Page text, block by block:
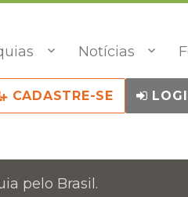
Notícias
CADASTRE-SE
pelo Brasil.